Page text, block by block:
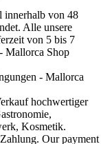
innerhalb von 48
Alle unsere
von 5 bis 7
Mallorca Shop
- Mallorca
hochwertiger
Kosmetik.
Our payment